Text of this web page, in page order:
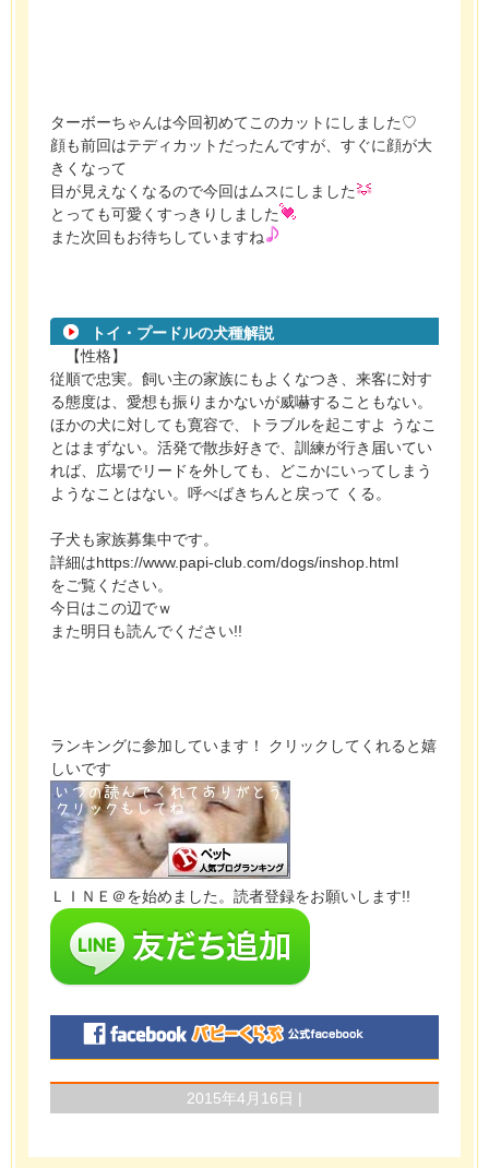
ターボーちゃんは今回初めてこのカットにしました♡
顔も前回はテディカットだったんですが、すぐに顔が大
きくなって
目が見えなくなるので今回はムスにしました
とっても可愛くすっきりしました
また次回もお待ちしていますね
トイ・プードルの犬種解説
【性格】
従順で忠実。飼い主の家族にもよくなつき、来客に対す
る態度は、愛想も振りまかないが威嚇することもない。
ほかの犬に対しても寛容で、トラブルを起こすよ うなこ
とはまずない。活発で散歩好きで、訓練が行き届いてい
れば、広場でリードを外しても、どこかにいってしまう
ようなことはない。呼べばきちんと戻って くる。
子犬も家族募集中です。
詳細はhttps://www.papi-club.com/dogs/inshop.html
をご覧ください。
今日はこの辺でｗ
また明日も読んでください!!
ランキングに参加しています！ クリックしてくれると嬉
しいです
ＬＩＮＥ＠を始めました。読者登録をお願いします!!
2015年4月16日 |